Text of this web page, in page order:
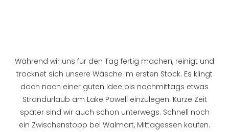
Während wir uns für den Tag fertig machen, reinigt und
trocknet sich unsere Wäsche im ersten Stock. Es klingt
doch nach einer guten Idee bis nachmittags etwas
Strandurlaub am Lake Powell einzulegen. Kurze Zeit
später sind wir auch schon unterwegs. Schnell noch
ein Zwischenstopp bei Walmart, Mittagessen kaufen.